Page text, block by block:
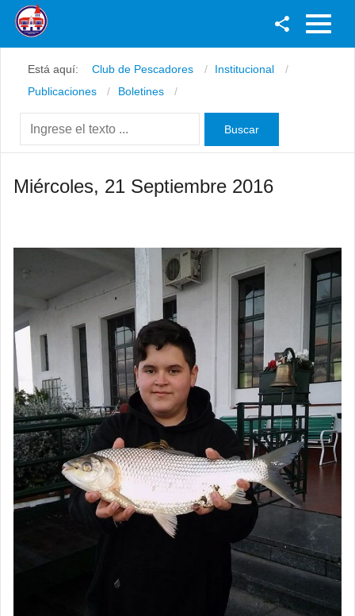
Youtube
Instagram
Está aquí: Club de Pescadores
Institucional
Publicaciones
Boletines
Miércoles, 21 Septiembre 2016